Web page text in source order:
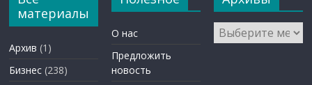
материалы
Архив (1)
Бизнес (238)
О нас
Предложить
новость
Архивы